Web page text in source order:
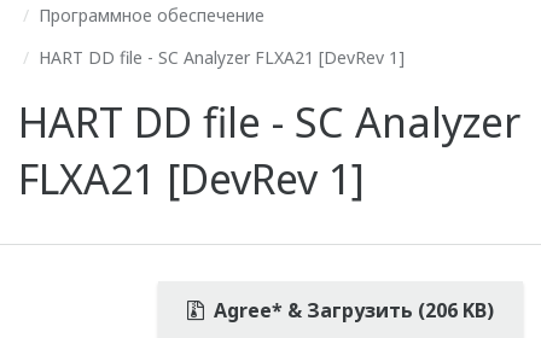
Программное обеспечение
HART DD file - SC Analyzer FLXA21 [DevRev 1]
HART DD file - SC Analyzer
FLXA21 [DevRev 1]
Agree* & Загрузить (206 KB)